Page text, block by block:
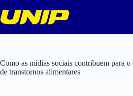
para
o
Como as mídias sociais contribuem para
de transtornos alimentares